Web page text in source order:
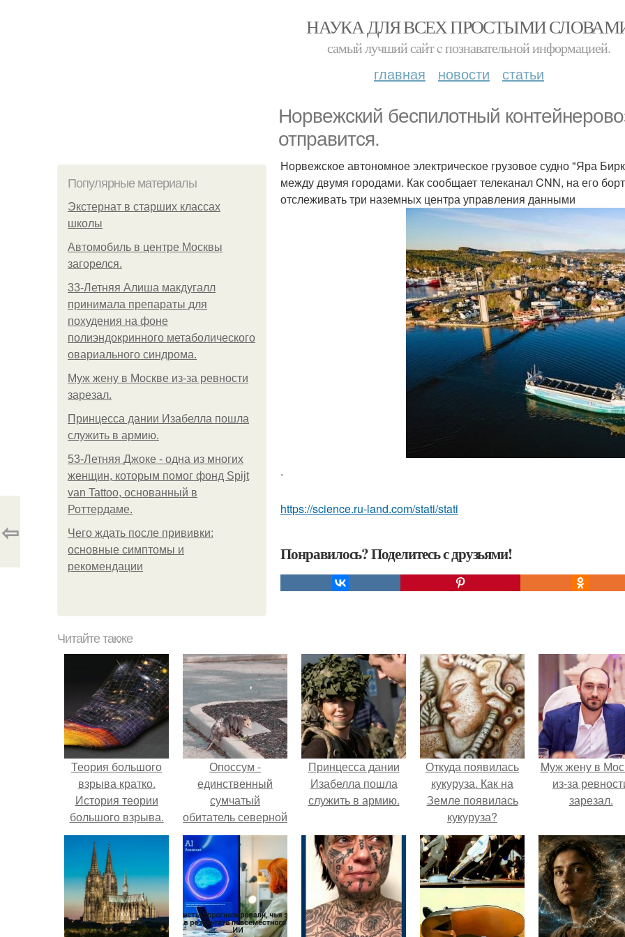
НАУКА ДЛЯ ВСЕХ ПРОСТЫМИ
самый лучший сайт c познавательной информацией.
главная новости статьи
Норвежский беспилотный
отправится.
Популярные материалы
Экстернат в старших классах
школы
Автомобиль в центре Москвы
загорелся.
33-Летняя Алиша макдугалл
принимала препараты для
похудения на фоне
полиэндокринного метаболического
овариального синдрома.
Mуж жену в Москве из-за ревности
зарезал.
Принцесса дании Изабелла пошла
служить в армию.
53-Летняя Джоке - одна из многих
женщин, которым помог фонд Spijt
van Tattoo, основанный в
Роттердаме.
Чего ждать после прививки:
основные симптомы и
рекомендации
Норвежское автономное электрическое грузовое судно "Яра
между двумя городами. Как сообщает телеканал CNN, на его
отслеживать три наземных центра управления данными
.
https://science.ru-land.com/stati/stati
Понравилось? Поделитесь с друзьями!
⇦
Читайте также
Теория большого
взрыва кратко.
История теории
большого взрыва.
Опоссум -
единственный
сумчатый
обитатель северной
америки.
Принцесса дании
Изабелла пошла
служить в армию.
Откуда появилась
кукуруза. Как на
Земле появилась
кукуруза?
Mуж жену в
из-за
зарезал.